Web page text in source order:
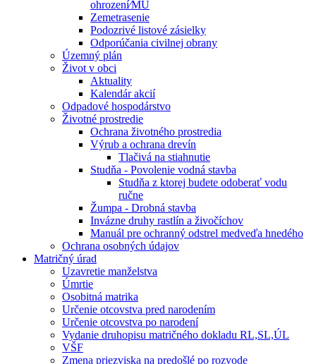
ohrození⁄MU
Zemetrasenie
Podozrivé listové zásielky
Odporúčania civilnej obrany
Územný plán
Život v obci
Aktuality
Kalendár akcií
Odpadové hospodárstvo
Životné prostredie
Ochrana životného prostredia
Výrub a ochrana drevín
Tlačivá na stiahnutie
Studňa - Povolenie vodná stavba
Studňa z ktorej budete odoberať vodu
ručne
Žumpa - Drobná stavba
Invázne druhy rastlín a živočíchov
Manuál pre ochranný odstrel medveďa hnedého
Ochrana osobných údajov
Matričný úrad
Uzavretie manželstva
Úmrtie
Osobitná matrika
Určenie otcovstva pred narodením
Určenie otcovstva po narodení
Vydanie druhopisu matričného dokladu RL,SL,ÚL
VŠF
Zmena priezviska na predošlé po rozvode